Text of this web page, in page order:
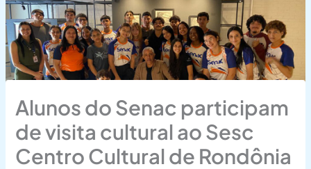
Alunos do Senac participam
de visita cultural ao Sesc
Centro Cultural de Rondônia